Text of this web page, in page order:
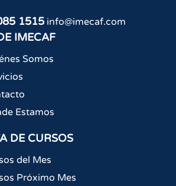
1515 info@imecaf.com
IMECAF
Somos
Estamos
DE CURSOS
del Mes
Próximo Mes